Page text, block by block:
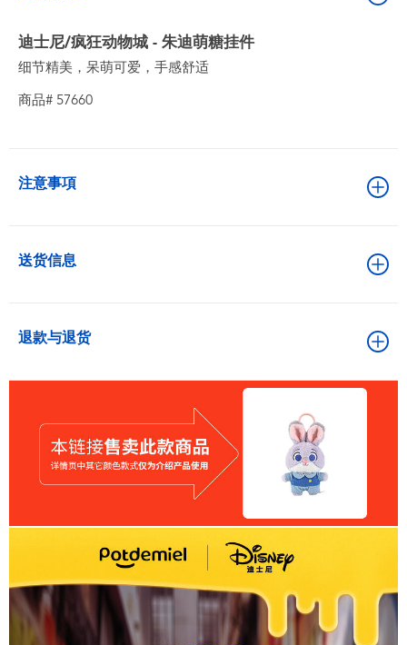
玩具促销
迪士尼/疯狂动物城 - 朱迪萌糖挂件
细节精美，呆萌可爱，手感舒适
商品# 57660
注意事項
送货信息
退款与退货